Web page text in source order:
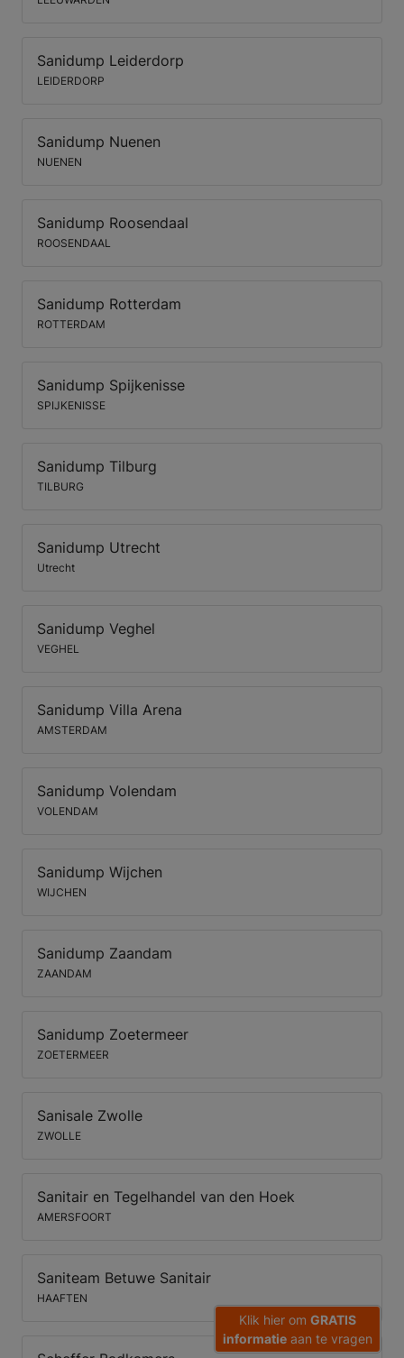
Sanidump Leiderdorp
LEIDERDORP
Sanidump Nuenen
NUENEN
Sanidump Roosendaal
ROOSENDAAL
Sanidump Rotterdam
ROTTERDAM
Sanidump Spijkenisse
SPIJKENISSE
Sanidump Tilburg
TILBURG
Sanidump Utrecht
Utrecht
Sanidump Veghel
VEGHEL
Sanidump Villa Arena
AMSTERDAM
Sanidump Volendam
VOLENDAM
Sanidump Wijchen
WIJCHEN
Sanidump Zaandam
ZAANDAM
Sanidump Zoetermeer
ZOETERMEER
Sanisale Zwolle
ZWOLLE
Sanitair en Tegelhandel van den Hoek
AMERSFOORT
Saniteam Betuwe Sanitair
HAAFTEN
Klik hier om GRATIS
informatie aan te vragen